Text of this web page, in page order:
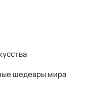
шедевры мира